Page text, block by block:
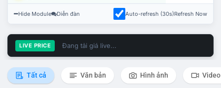
Hide Module Diễn đàn Auto-refresh (30s)Refresh Now
LIVE PRICE Đang tải giá live...
Tất cả Văn bản Hình ảnh Video